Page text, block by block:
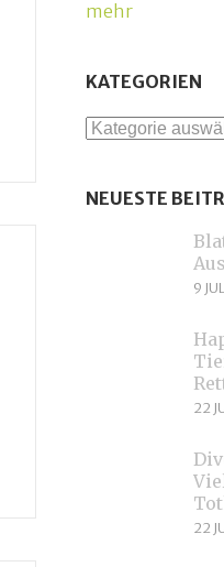
mehr
KATEGORIEN
Kategorien
NEUESTE
9
22
22